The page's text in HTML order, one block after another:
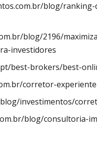
blog/
blog/2196/
investidores
best-brokers/best-
corretor-
investimentos/
blog/consultoria-